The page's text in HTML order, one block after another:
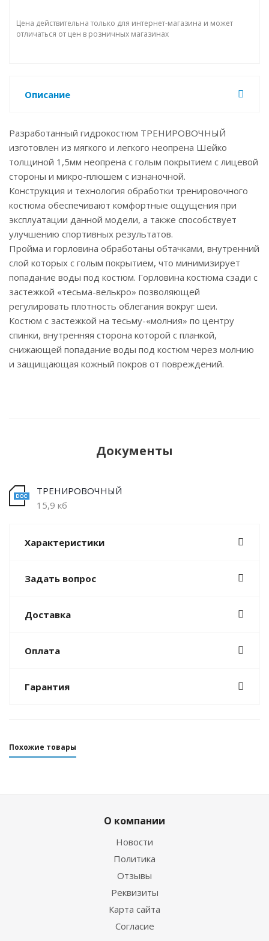
Цена действительна только для интернет-магазина и может
отличаться от цен в розничных магазинах
Описание
Разработанный гидрокостюм ТРЕНИРОВОЧНЫЙ
изготовлен из мягкого и легкого неопрена Шейко
толщиной 1,5мм неопрена с голым покрытием с лицевой
стороны и микро-плюшем с изнаночной.
Конструкция и технология обработки тренировочного
костюма обеспечивают комфортные ощущения при
эксплуатации данной модели, а также способствует
улучшению спортивных результатов.
Пройма и горловина обработаны обтачками, внутренний
слой которых с голым покрытием, что минимизирует
попадание воды под костюм. Горловина костюма сзади с
застежкой «тесьма-велькро» позволяющей
регулировать плотность облегания вокруг шеи.
Костюм с застежкой на тесьму-«молния» по центру
спинки, внутренняя сторона которой с планкой,
снижающей попадание воды под костюм через молнию
и защищающая кожный покров от повреждений.
Документы
ТРЕНИРОВОЧНЫЙ
15,9 кб
Характеристики
Задать вопрос
Доставка
Оплата
Гарантия
Похожие товары
О компании
Новости
Политика
Отзывы
Реквизиты
Карта сайта
Согласие